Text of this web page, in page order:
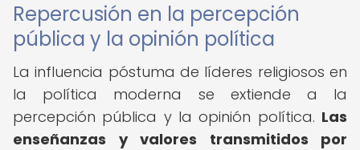
Repercusión en la percepción
pública y la opinión política
La influencia póstuma de líderes religiosos en
la política moderna se extiende a la
percepción pública y la opinión política. Las
enseñanzas y valores transmitidos por